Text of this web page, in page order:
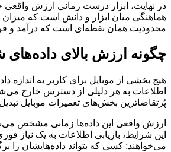
در نهایت، ابزار درست زمانی ارزش واقعی
هماهنگی میان ابزار و دانش است که
محدودیت همان نقطه‌ای است که درآمد و
چگونه ارزش بالای داده‌های
هیچ بخشی از موبایل برای کاربر به
اطلاعات به هر دلیلی از دسترس خارج
پُرتقاضاترین بخش‌های تعمیرات موبایل
ارزش واقعی این داده‌ها زمانی مشخص
این شرایط، بازیابی اطلاعات به یک نیاز
می‌خواهند: کسی که بتواند داده‌هایشان را